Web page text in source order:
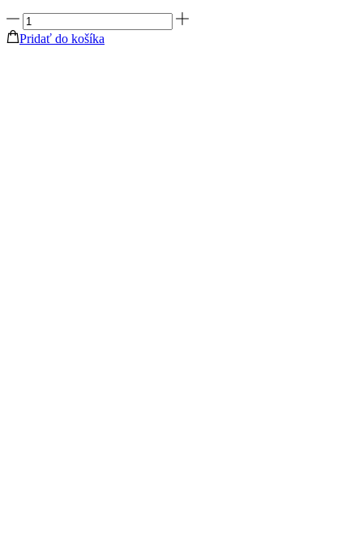
množstvo
Hliníková
Y-
Pridať do košíka